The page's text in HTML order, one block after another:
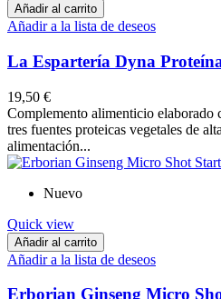
Añadir al carrito
Añadir a la lista de deseos
La Espartería Dyna
19,50 €
Complemento alimenticio elaborado
tres fuentes proteicas vegetales de
alimentación...
Nuevo
Quick view
Añadir al carrito
Añadir a la lista de deseos
Erborian Ginseng Micro